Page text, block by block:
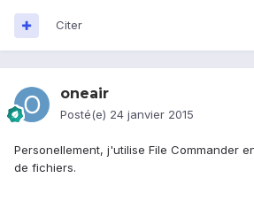
Citer
oneair
Posté(e) 24 janvier 2015
Personellement, j'utilise File Commander
de fichiers.